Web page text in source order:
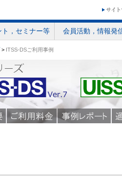
ト，セミナー等 会員活動，情報発
> ITSS-DSご利用事例